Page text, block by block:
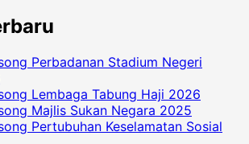
Perbadanan Stadium Negeri
Lembaga Tabung Haji 2026
Majlis Sukan Negara 2025
Pertubuhan Keselamatan Sosial